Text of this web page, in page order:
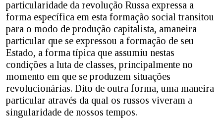
particularidade da revolução Russa expressa a
forma específica em esta formação social transitou
para o modo de produção capitalista, amaneira
particular que se expressou a formação de seu
Estado, a forma típica que assumiu nestas
condições a luta de classes, principalmente no
momento em que se produzem situações
revolucionárias. Dito de outra forma, uma maneira
particular através da qual os russos viveram a
singularidade de nossos tempos.